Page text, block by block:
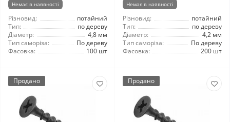
Немає в наявності
Різновид:
потайний
Тип:
по дереву
Діаметр:
4,8 мм
Тип саморіза:
По дереву
Фасовка:
100 шт
Немає в наявності
Різновид:
потайний
Тип:
по дереву
Діаметр:
4,2 мм
Тип саморіза:
По дереву
Фасовка:
200 шт
Продано Продано